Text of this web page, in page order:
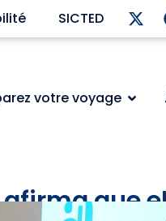
SICTED
votre voyage
que